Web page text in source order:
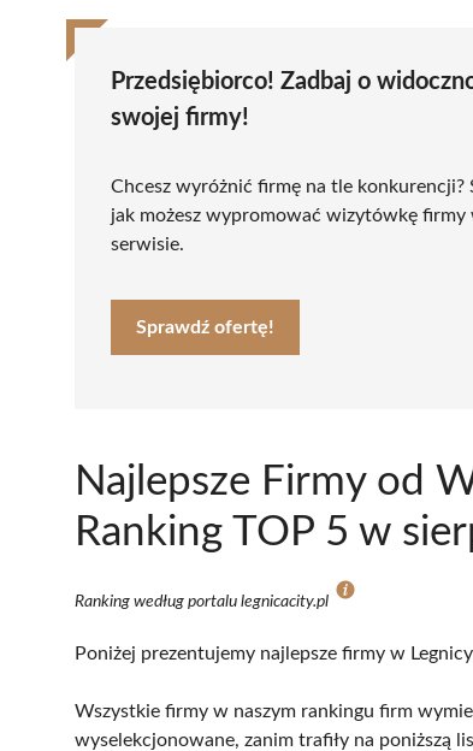
Przedsiębiorco! Zadbaj o
swojej firmy!
Chcesz wyróżnić firmę na tle konkurencji?
jak możesz wypromować wizytówkę firmy
serwisie.
Sprawdź ofertę!
Najlepsze Firmy od
Ranking TOP 5 w
Ranking według portalu legnicacity.pl
Poniżej prezentujemy najlepsze firmy w
Wszystkie firmy w naszym rankingu firm
wyselekcjonowane, zanim trafiły na poniższą